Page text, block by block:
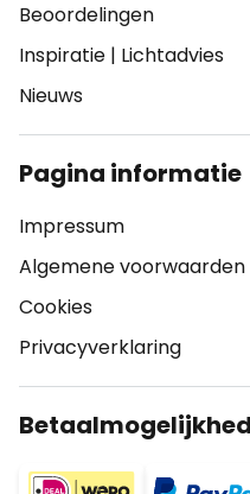
Beoordelingen
Inspiratie | Lichtadvies
Nieuws
Pagina informatie
Impressum
Algemene voorwaarden
Cookies
Privacyverklaring